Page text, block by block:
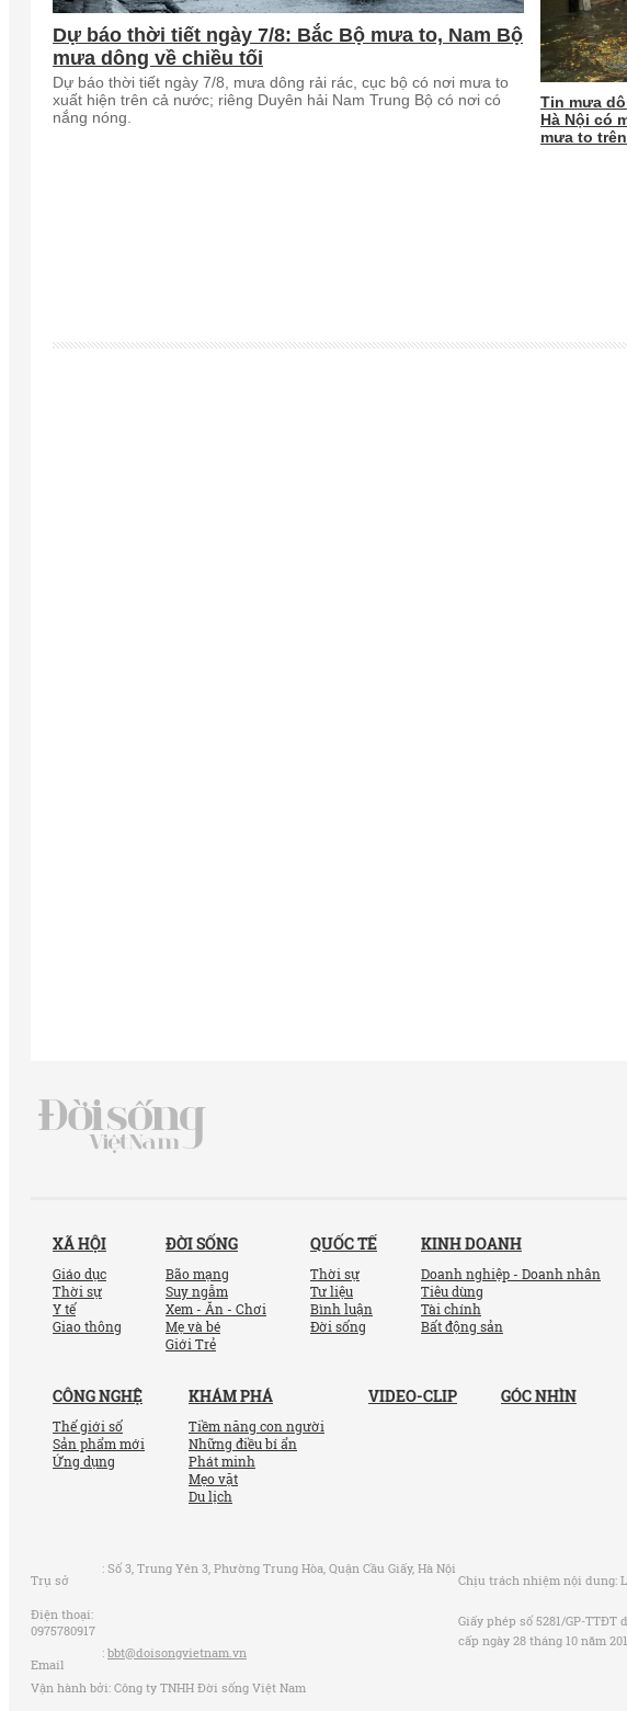
Dự báo thời tiết ngày 7/8: Bắc Bộ mưa to, Nam Bộ
mưa dông về chiều tối
Dự báo thời tiết ngày 7/8, mưa dông rải rác, cục bộ có nơi mưa to
xuất hiện trên cả nước; riêng Duyên hải Nam Trung Bộ có nơi có
nắng nóng.
Tin mưa
Hà Nội có
mưa to
XÃ HỘI
Giáo dục
Thời sự
Y tế
Giao thông
ĐỜI SỐNG
Bão mạng
Suy ngẫm
Xem - Ăn - Chơi
Mẹ và bé
Giới Trẻ
QUỐC TẾ
Thời sự
Tư liệu
Bình luận
Đời sống
KINH DOANH
Doanh nghiệp - Doanh nhân
Tiêu dùng
Tài chính
Bất động sản
CÔNG NGHỆ
Thế giới số
Sản phẩm mới
Ứng dụng
KHÁM PHÁ
Tiềm năng con người
Những điều bí ẩn
Phát minh
Mẹo vặt
Du lịch
VIDEO-CLIP GÓC NHÌN
Trụ sở
: Số 3, Trung Yên 3, Phường Trung Hòa, Quận Cầu Giấy, Hà Nội
Điện thoại:
0975780917
Email
: bbt@doisongvietnam.vn
Vận hành bởi: Công ty TNHH Đời sống Việt Nam
Chịu trách nhiệm nội dung:
Giấy phép số 5281/GP-TTĐT
cấp ngày 28 tháng 10 năm